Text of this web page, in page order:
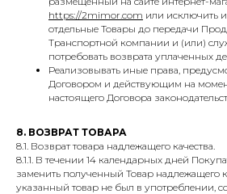
https://2mimor.com или исключить
отдельные Товары до передачи
Транспортной компании и (или)
потребовать возврата уплаченных
Реализовывать иные права,
Договором и действующим на
настоящего Договора
8. ВОЗВРАТ ТОВАРА
8.1. Возврат товара надлежащего качества.
8.1.1. В течении 14 календарных дней
заменить полученный Товар надлежащего
указанный товар не был в употреблении,